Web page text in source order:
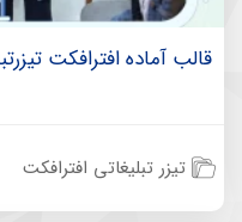
قالب آماده افترافکت
تیزر تبلیغاتی افترافکت